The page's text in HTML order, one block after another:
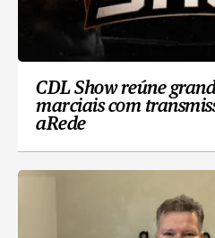
CDL Show reúne
marciais com
aRede